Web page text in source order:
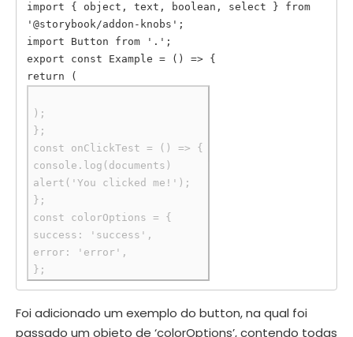
import { object, text, boolean, select } from
'@storybook/addon-knobs';
import Button from '.';
export const Example = () => {
);
};
const onClickTest = () => {
console.log(documents)
alert('You clicked me!');
};
const colorOptions = {
success: 'success',
error: 'error',
Foi adicionado um exemplo do button, na qual foi
passado um objeto de ‘colorOptions’, contendo todas